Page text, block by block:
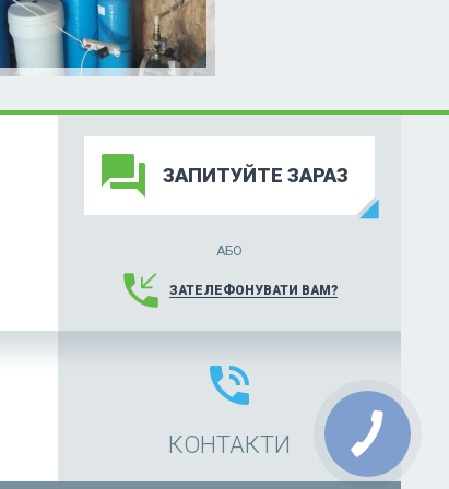
forum ЗАПИТУЙТЕ ЗАРАЗ
АБО
phone_callback ЗАТЕЛЕФОНУВАТИ ВАМ?
phone_in_talk
КОНТАКТИ